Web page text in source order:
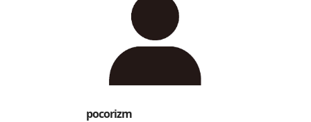
pocorizm